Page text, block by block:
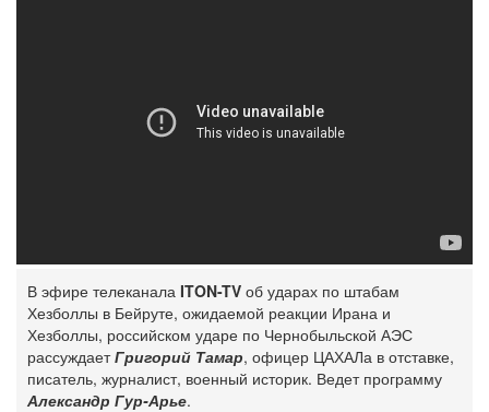
В эфире телеканала ITON-TV об ударах по штабам
Хезболлы в Бейруте, ожидаемой реакции Ирана и
Хезболлы, российском ударе по Чернобыльской АЭС
рассуждаетГригорий Тамар, офицер ЦАХАЛа в отставке,
писатель, журналист, военный историк. Ведет программу
Александр Гур-Арье.